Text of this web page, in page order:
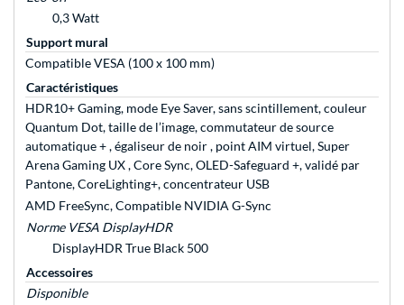
0,3 Watt
Support mural
Compatible VESA (100 x 100 mm)
Caractéristiques
HDR10+ Gaming, mode Eye Saver, sans scintillement, couleur
Quantum Dot, taille de l’image, commutateur de source
automatique + , égaliseur de noir , point AIM virtuel, Super
Arena Gaming UX , Core Sync, OLED-Safeguard +, validé par
Pantone, CoreLighting+, concentrateur USB
AMD FreeSync, Compatible NVIDIA G-Sync
Norme VESA DisplayHDR
DisplayHDR True Black 500
Accessoires
Disponible